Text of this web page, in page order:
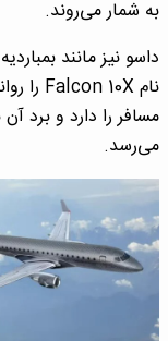
به شمار می‌روند.
داسو نیز مانند
می‌رسد.